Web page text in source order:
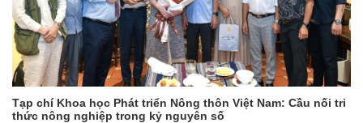
Tạp chí Khoa học Phát triển Nông thôn Việt Nam: Cầu nối tri
thức nông nghiệp trong kỷ nguyên số